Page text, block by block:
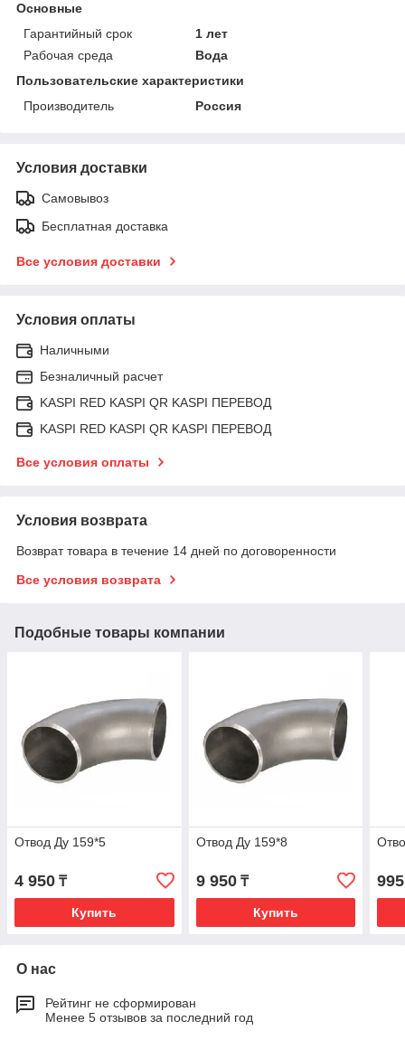
Основные
Гарантийный срок
1 лет
Рабочая среда
Вода
Пользовательские характеристики
Производитель
Россия
Условия доставки
Самовывоз
Бесплатная доставка
Все условия доставки
Условия оплаты
Наличными
Безналичный расчет
KASPI RED KASPI QR KASPI ПЕРЕВОД
KASPI RED KASPI QR KASPI ПЕРЕВОД
Все условия оплаты
Условия возврата
Возврат товара в течение 14 дней по договоренности
Все условия возврата
Подобные товары компании
Отвод Ду 159*5
4 950 ₸
Купить
Отвод Ду 159*8
9 950₸
Купить
995
О нас
Рейтинг не сформирован
Менее 5 отзывов за последний год